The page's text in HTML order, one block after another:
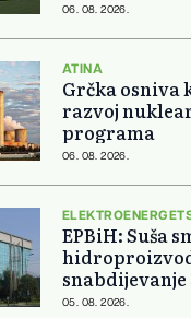
06. 08. 2026.
ATINA
Grčka osniva
razvoj
programa
06. 08. 2026.
EPBiH: Suša
ostaje stabilno
05. 08. 2026.